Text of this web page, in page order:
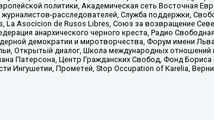
политики, Академическая сеть Восточная
расследователей, Служба поддержки,
Asocicion de Rusos Libres, Союз за возвращение
анархического черного креста, Радио
демократии и миротворчества, Форум имени
Открытый диалог, Школа международных отношений
Патерсона, Центр Гражданских Свобод, Фонд
Ингушетии, Прометей, Stop Occupation of Karelia,